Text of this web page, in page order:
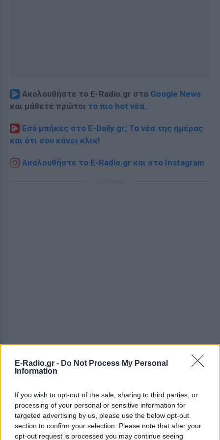
E-Radio.gr - Do Not Process My Personal
Information
If you wish to opt-out of the sale, sharing to third parties, or
processing of your personal or sensitive information for
targeted advertising by us, please use the below opt-out
section to confirm your selection. Please note that after your
opt-out request is processed you may continue seeing
Ακολουθήστε το E-Radio.gr στο Google News
και μάθετε πρώτοι τα πιο hot νέα.
Εσύ μπήκες στο E-Daily.gr; Τα νέα της ημέρας
και ότι σου κάνει κλικ!
Ακολουθήστε το E-Radio.gr και στο Instagram
ΔΕΙΤΕ ΕΠΙΣΗΣ